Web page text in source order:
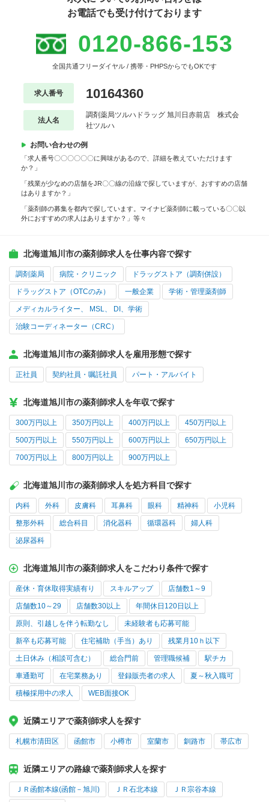
お電話でも受け付けております
0120-866-153
全国共通フリーダイヤル / 携帯・PHPSからでもOKです
求人番号 10164360
法人名
調剤薬局ツルハドラッグ 旭川日赤前店 株式会
社ツルハ
お問い合わせの例
「求人番号〇〇〇〇〇〇に興味があるので、詳細を教えていただけます
か？」
「残業が少なめの店舗をJR〇〇線の沿線で探していますが、おすすめの店舗
はありますか？」
「薬剤師の募集を都内で探しています。マイナビ薬剤師に載っている〇〇以
外におすすめの求人はありますか？」等々
北海道旭川市の薬剤師求人を仕事内容で探す
調剤薬局 病院・クリニック ドラッグストア（調剤併設）
ドラッグストア（OTCのみ） 一般企業 学術・管理薬剤師
メディカルライター、 MSL、 DI、学術
治験コーディネーター（CRC）
北海道旭川市の薬剤師求人を雇用形態で探す
正社員 契約社員・嘱託社員 パート・アルバイト
北海道旭川市の薬剤師求人を年収で探す
300万円以上 350万円以上 400万円以上 450万円以上
500万円以上 550万円以上 600万円以上 650万円以上
700万円以上 800万円以上 900万円以上
北海道旭川市の薬剤師求人を処方科目で探す
内科 外科 皮膚科 耳鼻科 眼科 精神科 小児科
整形外科 総合科目 消化器科 循環器科 婦人科
泌尿器科
北海道旭川市の薬剤師求人をこだわり条件で探す
産休・育休取得実績有り スキルアップ 店舗数1～9
店舗数10～29 店舗数30以上 年間休日120日以上
原則、引越しを伴う転勤なし 未経験者も応募可能
新卒も応募可能 住宅補助（手当）あり 残業月10ｈ以下
土日休み（相談可含む） 総合門前 管理職候補 駅チカ
車通勤可 在宅業務あり 登録販売者の求人 夏～秋入職可
積極採用中の求人 WEB面接OK
近隣エリアで薬剤師求人を探す
札幌市清田区 函館市 小樽市 室蘭市 釧路市 帯広市
近隣エリアの路線で薬剤師求人を探す
ＪＲ函館本線(函館－旭川) ＪＲ石北本線 ＪＲ宗谷本線